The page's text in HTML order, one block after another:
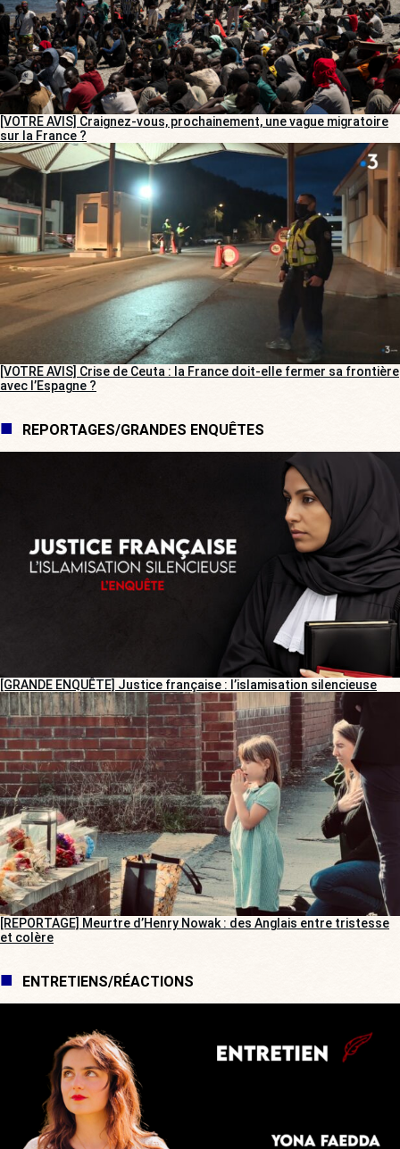
[VOTRE AVIS] Craignez-vous, prochainement, une vague migratoire
sur la France ?
[VOTRE AVIS] Crise de Ceuta : la France doit-elle fermer sa frontière
avec l’Espagne ?
REPORTAGES/GRANDES ENQUÊTES
[GRANDE ENQUÊTE] Justice française : l’islamisation silencieuse
[REPORTAGE] Meurtre d’Henry Nowak : des Anglais entre tristesse
et colère
ENTRETIENS/RÉACTIONS